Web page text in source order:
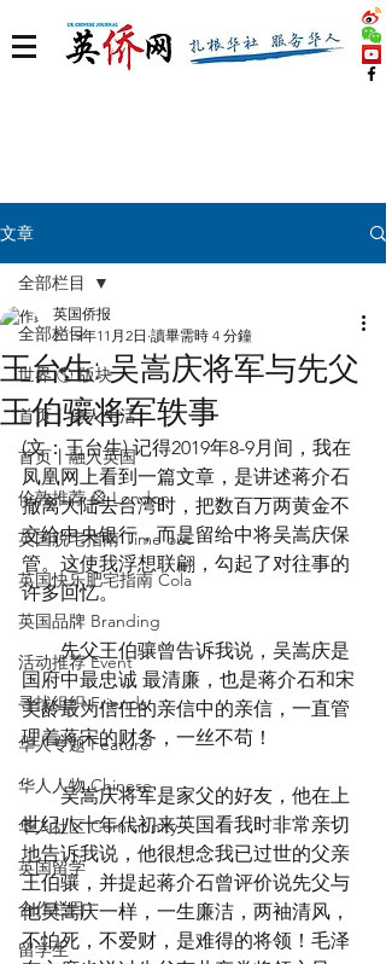
文章
全部栏目
世界 🌎 版块
首页丨华人生活
首页丨融入英国
伦敦推荐 🎡 London
英国脱宅指南 Time out
英国快乐肥宅指南 Cola
英国品牌 Branding
活动推荐 Event
寻找组织 Friends
华人专题 Feature
华人人物 Chinese
华人社区 Community
英国留学
合作栏目
留学生
全部栏目
王台生: 吴嵩庆将军与先父
王伯骧将军轶事
英国侨报
2019年11月2日 讀畢需時 4 分鐘
(文：王台生) 记得2019年8-9月间，我在
凤凰网上看到一篇文章，是讲述蒋介石
撤离大陆去台湾时，把数百万两黄金不
交给中央银行，而是留给中将吴嵩庆保
管。这使我浮想联翩，勾起了对往事的
许多回忆。
先父王伯骧曾告诉我说，吴嵩庆是
国府中最忠诚 最清廉，也是蒋介石和宋
美龄最为信任的亲信中的亲信，一直管
理着蒋宋的财务，一丝不苟！
吴嵩庆将军是家父的好友，他在上
世纪八十年代初来英国看我时非常亲切
地告诉我说，他很想念我已过世的父亲
王伯骧，并提起蒋介石曾评价说先父与
他吴嵩庆一样，一生廉洁，两袖清风，
不怕死，不爱财，是难得的将领！毛泽